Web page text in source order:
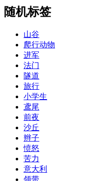
随机标签
山谷
爬行动物
进军
法门
隧道
旅行
小学生
鸢尾
前夜
沙丘
辫子
愤怒
苦力
意大利
领带